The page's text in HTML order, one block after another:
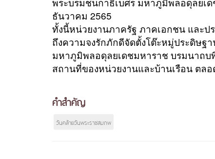
ธันวาคม 2565
ทั้งนี้หน่วยงานภาครัฐ ภาคเอกชน และ
ถึงความจงรักภักดีจัดตั้งโต๊ะหมู่ประดิษ
มหาภูมิพลอดุลยเดชมหาราช บรมนาถบ
สถานที่ของหน่วยงานและบ้านเรือน ตล
คำสำคัญ
วันคล้ายวันพระราชสมภพ